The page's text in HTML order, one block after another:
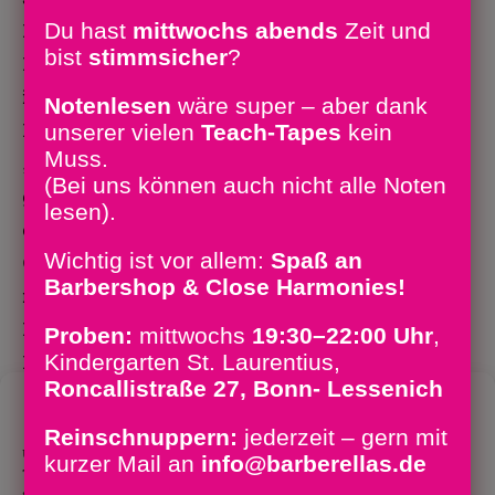
Zustimmung verwalten
Um dir ein optimales Erlebnis zu bieten, verwenden wir
Technologien wie Cookies, um Geräteinformationen zu
Beethovenhalle, Muffendorfer
Hauptstr. 22, 53117 Bonn Barbershop
im Doppelpack Berlin meets Bonn –
Barbershop aus beiden
„Hauptstädten“ In ihrem ersten
gemeinsamen Konzert präsentieren
die Barberellas aus Bonn und ihre
Gäste, die Berliner „Women in Black“,
mitreißende Swing-, Jazz- und
Filmmusikklassiker, hauchzarte
Harmonien und pure Emotionen. Mit
jeder…
Weiterlesen 24.
Juni:
Du hast mittwochs abends Zeit und
bist stimm­sicher?
Notenlesen wäre super – aber dank
unserer vielenTeach-Tapes kein
Muss.
(Bei uns können auch nicht alle Noten
lesen).
Wichtig ist vor allem:Spaß an
Barbershop & Close Harmonies!
Proben: mittwochs 19:30–22:00 Uhr
Kindergarten St. Laurentius,
Roncallistraße 27, Bonn- Lessenich
Reinschnuppern: jederzeit – gern mit
kurzer Mail an info@barberellas.de